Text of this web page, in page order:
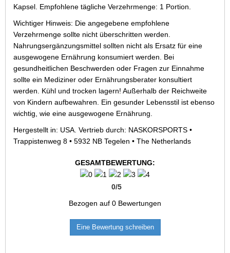
Kapsel. Empfohlene tägliche Verzehrmenge: 1 Portion.
Wichtiger Hinweis: Die angegebene empfohlene
Verzehrmenge sollte nicht überschritten werden.
Nahrungsergänzungsmittel sollten nicht als Ersatz für eine
ausgewogene Ernährung konsumiert werden. Bei
gesundheitlichen Beschwerden oder Fragen zur Einnahme
sollte ein Mediziner oder Ernährungsberater konsultiert
werden. Kühl und trocken lagern! Außerhalb der Reichweite
von Kindern aufbewahren. Ein gesunder Lebensstil ist ebenso
wichtig, wie eine ausgewogene Ernährung.
Hergestellt in: USA. Vertrieb durch: NASKORSPORTS •
Trappistenweg 8 • 5932 NB Tegelen • The Netherlands
GESAMTBEWERTUNG:
0/5
Bezogen auf 0 Bewertungen
Eine Bewertung schreiben